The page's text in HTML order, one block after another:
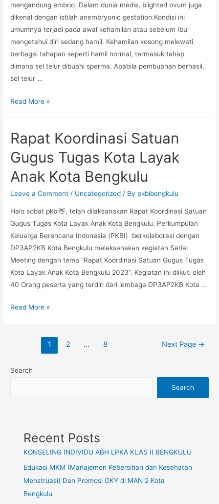
mengandung embrio. Dalam dunia medis, blighted ovum juga
dikenal dengan istilah anembryonic gestation.Kondisi ini
umumnya terjadi pada awal kehamilan atau sebelum Ibu
mengetahui diri sedang hamil. Kehamilan kosong melewati
berbagai tahapan seperti hamil normal, termasuk tahap
dimana sel telur dibuahi sperma. Apabila pembuahan berhasil,
sel telur …
BLIGHTED
KEHAMILAN
Read More »
Rapat Koordinasi Satuan
Gugus Tugas Kota Layak
Anak Kota Bengkulu
Leave a Comment / Uncategorized / By pkbibengkulu
Halo sobat pkbi👋, telah dilaksanakan Rapat Koordinasi Satuan
Gugus Tugas Kota Layak Anak Kota Bengkulu. Perkumpulan
Keluarga Berencana Indonesia (PKBI) berkolaborasi dengan
DP3AP2KB Kota Bengkulu melaksanakan kegiatan Serial
Meeting dengan tema “Rapat Koordinasi Satuan Gugus Tugas
Kota Layak Anak Kota Bengkulu 2023”. Kegiatan ini diikuti oleh
40 Orang peserta yang terdiri dari lembaga DP3AP2KB Kota …
Rapat
Kota
Read More »
1 2 … 8 Next Page →
Search
Search
Recent Posts
KONSELING INDIVIDU ABH LPKA KLAS II BENGKULU
Edukasi MKM (Manajemen Kebersihan dan Kesehatan
Menstruasi) Dan Promosi OKY di MAN 2 Kota
Bengkulu